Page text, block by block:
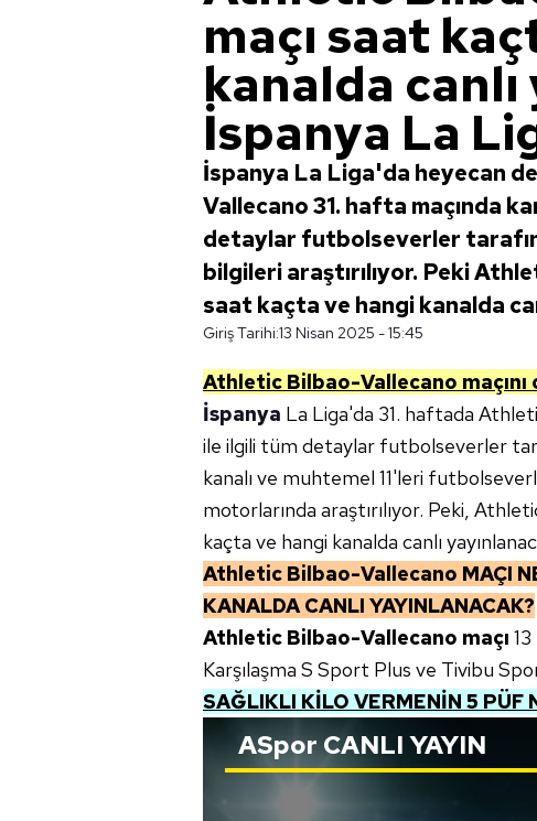
maçı saat
kanalda
İspanya La
İspanya La Liga'da heyecan
Vallecano 31. hafta maçında
detaylar futbolseverler
bilgileri araştırılıyor. Peki
saat kaçta ve hangi kanalda
Giriş Tarihi:13 Nisan 2025 - 15:45
Athletic Bilbao-Vallecano
İspanya La Liga'da 31. haftada
ile ilgili tüm detaylar futbolseverler
kanalı ve muhtemel 11'leri
motorlarında araştırılıyor. Peki,
kaçta ve hangi kanalda canlı
Athletic Bilbao-Vallecano MAÇI
KANALDA CANLI YAYINLANACAK?
Athletic Bilbao-Vallecano maçı
Karşılaşma S Sport Plus ve Tivibu
SAĞLIKLI KİLO VERMENİN 5 PÜF
ASporCANLI YAYIN